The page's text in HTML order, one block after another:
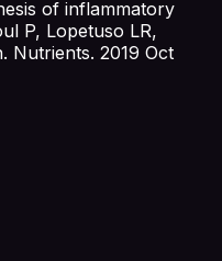
of inflammatory
P, Lopetuso LR,
Nutrients. 2019 Oct